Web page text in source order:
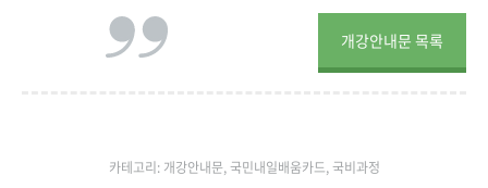
개강안내문 목록
카테고리: 개강안내문,국민내일배움카드,국비과정